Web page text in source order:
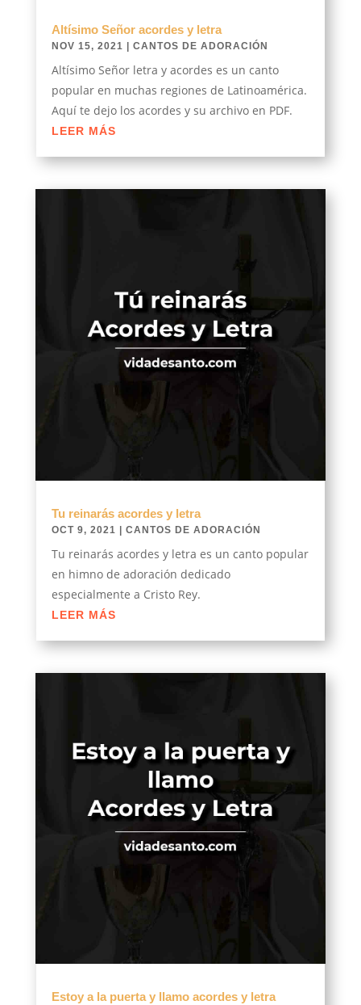
Altísimo Señor acordes y letra
NOV 15, 2021 CANTOS DE ADORACIÓN
Altísimo Señor letra y acordes es un canto
popular en muchas regiones de Latinoamérica.
Aquí te dejo los acordes y su archivo en PDF.
LEER MÁS
Tu reinarás acordes y letra
OCT 9, 2021 | CANTOS DE ADORACIÓN
Tu reinarás acordes y letra es un canto popular
en himno de adoración dedicado
especialmente a Cristo Rey.
LEER MÁS
Estoy a la puerta y llamo acordes y letra